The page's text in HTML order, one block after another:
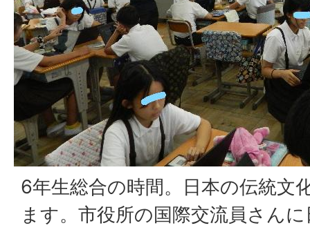
6年生総合の時間。日本の伝統文
ます。市役所の国際交流員さん